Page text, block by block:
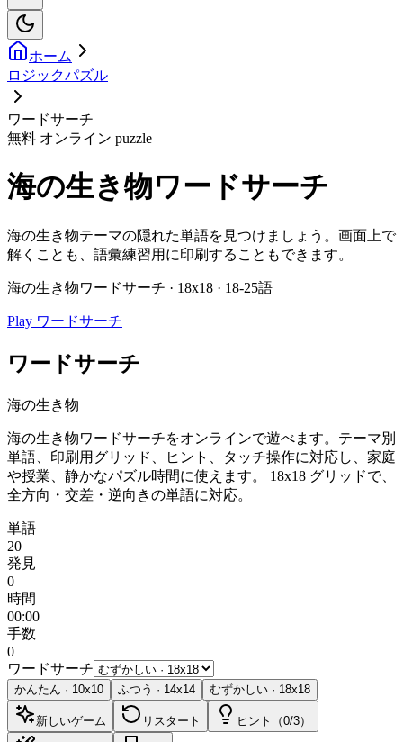
ホーム
ロジックパズル
ワードサーチ
無料 オンライン puzzle
海の生き物ワードサーチ
海の生き物テーマの隠れた単語を見つけましょう。画面上で
解くことも、語彙練習用に印刷することもできます。
海の生き物ワードサーチ · 18x18 · 18-25語
Play ワードサーチ
ワードサーチ
海の生き物
海の生き物ワードサーチをオンラインで遊べます。テーマ別
単語、印刷用グリッド、ヒント、タッチ操作に対応し、家庭
や授業、静かなパズル時間に使えます。
18x18 グリッドで、
全方向・交差・逆向きの単語に対応。
単語
20
発見
0
時間
00:00
手数
0
ワードサーチ
かんたん · 10x10 ふつう · 14x14 むずかしい · 18x18
新しいゲーム リスタート ヒント（0/3）